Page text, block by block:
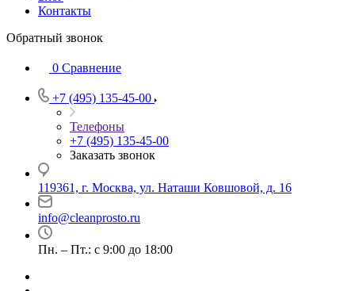
Контакты
Обратный звонок
0 Сравнение
+7 (495) 135-45-00
Телефоны
+7 (495) 135-45-00
Заказать звонок
119361, г. Москва, ул. Наташи Ковшовой, д. 16
info@cleanprosto.ru
Пн. – Пт.: с 9:00 до 18:00